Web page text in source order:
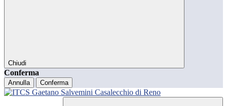
Chiudi
Conferma
Annulla Conferma